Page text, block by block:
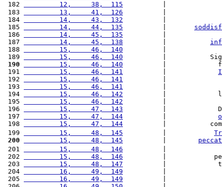
182
         12,     38,  115
183
         13,     41,  126
184
         14,     43,  132
185
         14,     44,  135
186
         14,     45,  135
187
         14,     45,  138
188
         15,     46,  140
189
         15,     46,  140
|
190
         15,     46,  140
|
191
         15,     46,  141
192
         15,     46,  141
193
         15,     46,  141
194
         15,     46,  142
|
195
         15,     46,  142
196
         15,     47,  143
|
197
         15,     47,  144
198
         15,     47,  144
|
199
         15,     48,  145
200
         15,     48,  145
201
         15,     48,  146
202
         15,     48,  146
|
203
         15,     48,  147
|
204
         16,     49,  149
205
         16,     49,  149